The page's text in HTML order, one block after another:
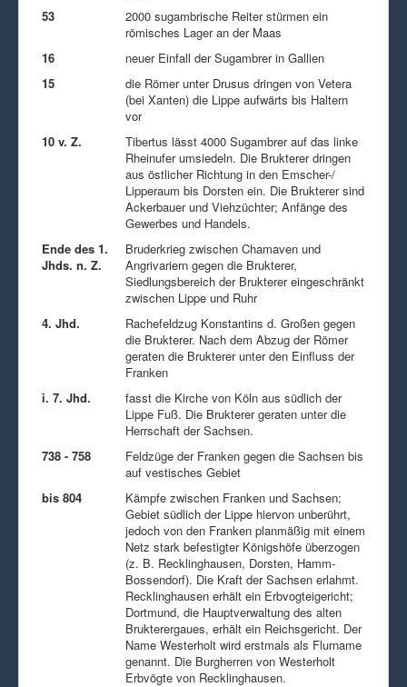
53
2000 sugambrische Reiter stürmen ein
römisches Lager an der Maas
16
neuer Einfall der Sugambrer in Gallien
15
die Römer unter Drusus dringen von Vetera
(bei Xanten) die Lippe aufwärts bis Haltern
vor
10 v. Z.
Tibertus lässt 4000 Sugambrer auf das linke
Rheinufer umsiedeln. Die Brukterer dringen
aus östlicher Richtung in den Emscher-/
Lipperaum bis Dorsten ein. Die Brukterer sind
Ackerbauer und Viehzüchter; Anfänge des
Gewerbes und Handels.
Ende des 1.
Jhds. n. Z.
Bruderkrieg zwischen Chamaven und
Angrivariern gegen die Brukterer,
Siedlungsbereich der Brukterer eingeschränkt
zwischen Lippe und Ruhr
4. Jhd.
Rachefeldzug Konstantins d. Großen gegen
die Brukterer. Nach dem Abzug der Römer
geraten die Brukterer unter den Einfluss der
Franken
i. 7. Jhd.
fasst die Kirche von Köln aus südlich der
Lippe Fuß. Die Brukterer geraten unter die
Herrschaft der Sachsen.
738 - 758
Feldzüge der Franken gegen die Sachsen bis
auf vestisches Gebiet
bis 804
Kämpfe zwischen Franken und Sachsen;
Gebiet südlich der Lippe hiervon unberührt,
jedoch von den Franken planmäßig mit einem
Netz stark befestigter Königshöfe überzogen
(z. B. Recklinghausen, Dorsten, Hamm-
Bossendorf). Die Kraft der Sachsen erlahmt.
Recklinghausen erhält ein Erbvogteigericht;
Dortmund, die Hauptverwaltung des alten
Brukterergaues, erhält ein Reichsgericht. Der
Name Westerholt wird erstmals als Flurname
genannt. Die Burgherren von Westerholt
Erbvögte von Recklinghausen.